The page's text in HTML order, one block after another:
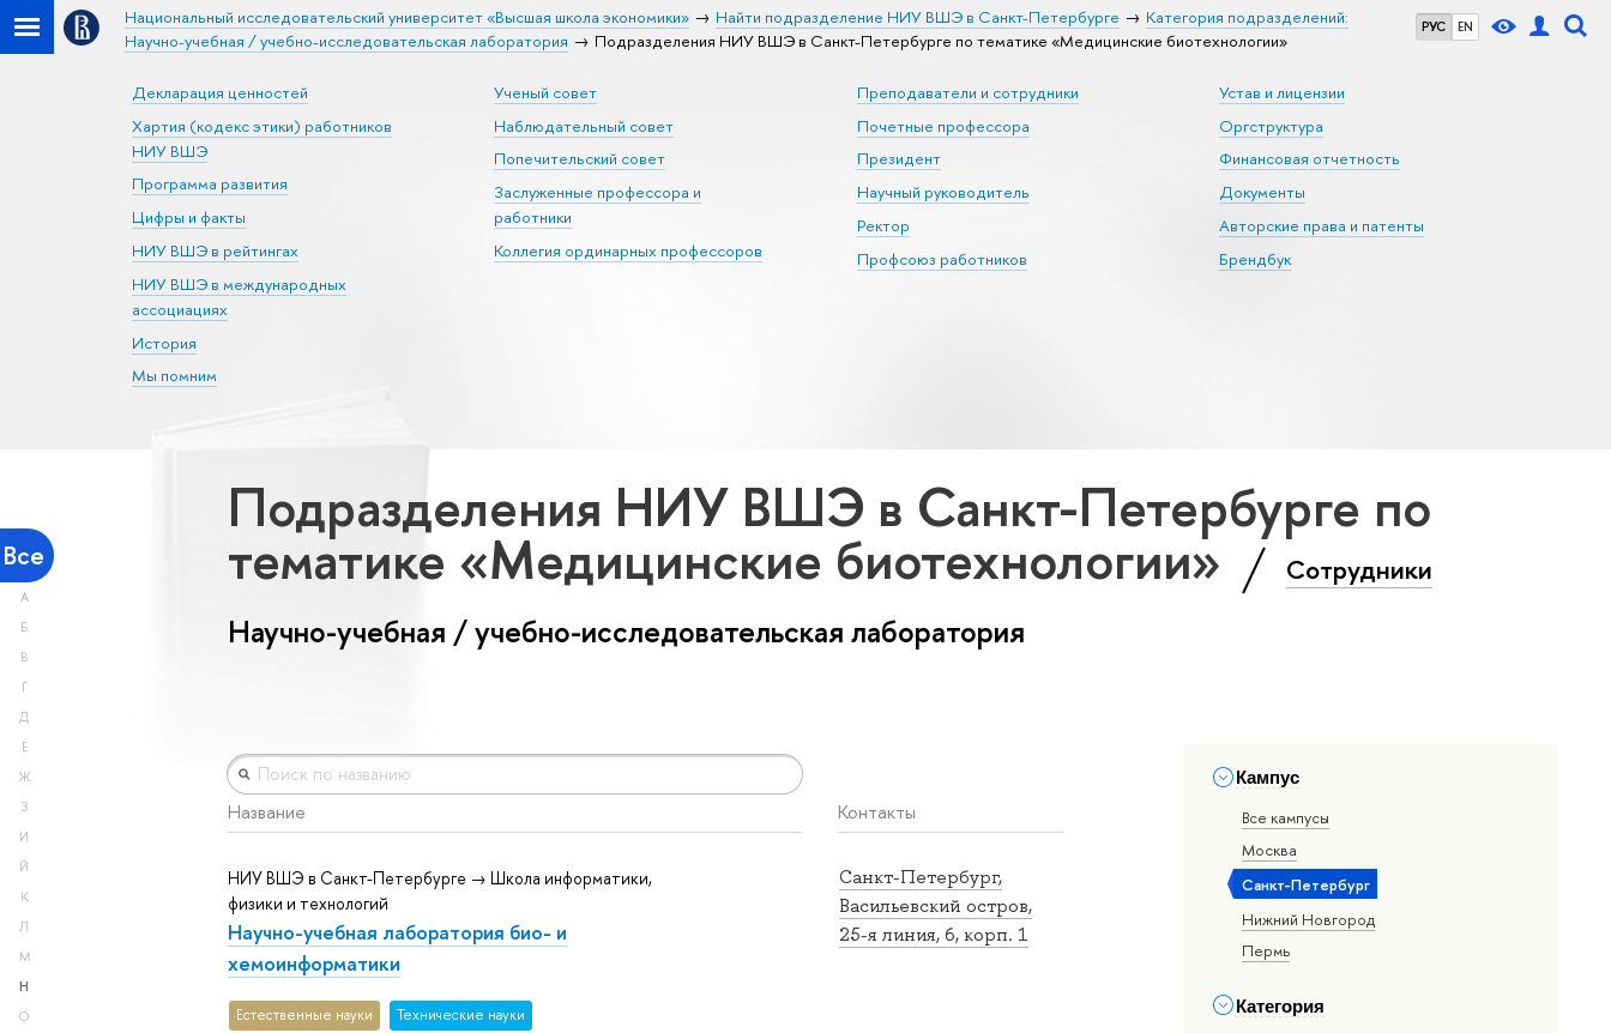
РУС EN
Национальный исследовательский университет «Высшая школа экономики» Найти подразделение НИУ ВШЭ в Санкт-Петербурге
Категория подразделений:
Научно-учебная / учебно-исследовательская лаборатория
Подразделения НИУ ВШЭ в Санкт-Петербурге по тематике «Медицинские биотехнологии»
Декларация ценностей
Хартия (кодекс этики) работников
НИУ ВШЭ
Программа развития
Цифры и факты
НИУ ВШЭ в рейтингах
НИУ ВШЭ в международных
ассоциациях
История
Мы помним
Ученый совет
Наблюдательный совет
Попечительский совет
Заслуженные профессора и
работники
Коллегия ординарных профессоров
Преподаватели и сотрудники
Почетные профессора
Президент
Научный руководитель
Ректор
Профсоюз работников
Устав и лицензии
Оргструктура
Финансовая отчетность
Документы
Авторские права и патенты
Брендбук
Все
А
Б
В
Г
Д
Е
Ж
З
И
Й
К
Л
М
Н
О
Подразделения НИУ ВШЭ в Санкт-Петербурге по
тематике «Медицинские биотехнологии» Сотрудники
Научно-учебная / учебно-исследовательская лаборатория
Кампус
Все кампусы
Москва
Санкт-Петербург
Нижний Новгород
Пермь
Категория
Название Контакты
Санкт-Петербург,
Васильевский остров,
25-я линия, 6, корп. 1
НИУ ВШЭ в Санкт-Петербурге → Школа информатики,
физики и технологий
Научно-учебная лаборатория био- и
хемоинформатики
Естественные науки Тех­ничес­кие науки